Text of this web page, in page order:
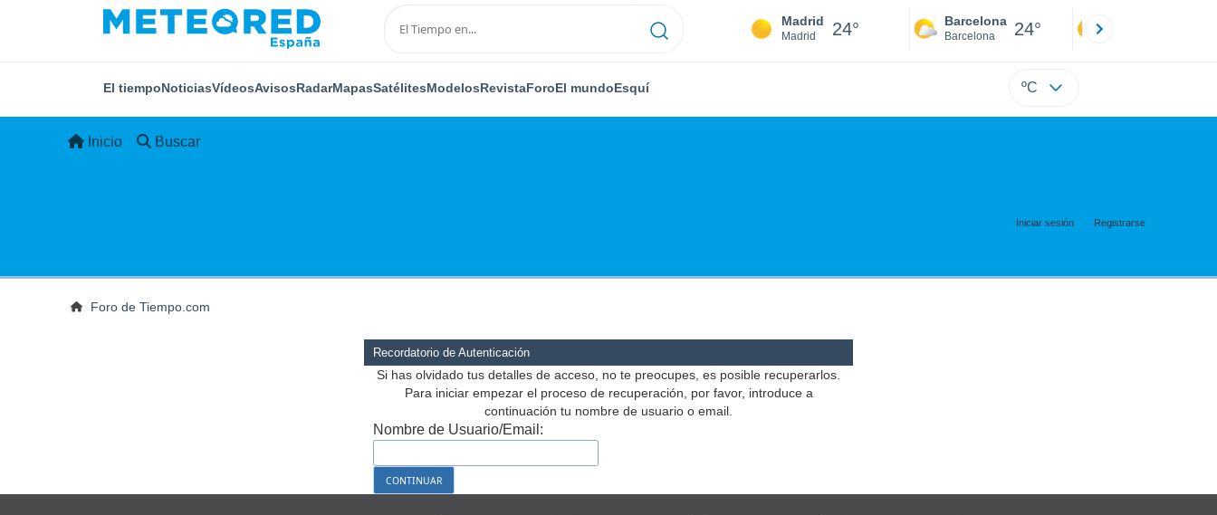
Madrid
Madrid 24° Barcelona
Barcelona 24°
El tiempoNoticiasVídeosAvisosRadarMapasSatélitesModelosRevistaForoEl mundoEsquí ºC
Inicio Buscar
Iniciar sesión Registrarse
Foro de Tiempo.com
Recordatorio de Autenticación
Si has olvidado tus detalles de acceso, no te preocupes, es posible recuperarlos.
Para iniciar empezar el proceso de recuperación, por favor, introduce a
continuación tu nombre de usuario o email.
Nombre de Usuario/Email: